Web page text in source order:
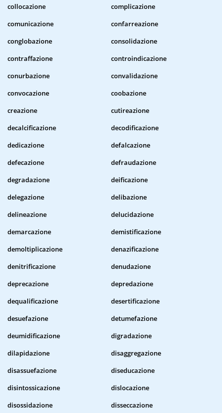
collocazione
complicazione
comunicazione
confarreazione
conglobazione
consolidazione
contraffazione
controindicazione
conurbazione
convalidazione
convocazione
coobazione
creazione
cutireazione
decalcificazione
decodificazione
dedicazione
defalcazione
defecazione
defraudazione
degradazione
deificazione
delegazione
delibazione
delineazione
delucidazione
demarcazione
demistificazione
demoltiplicazione
denazificazione
denitrificazione
denudazione
deprecazione
depredazione
dequalificazione
desertificazione
desuefazione
detumefazione
deumidificazione
digradazione
dilapidazione
disaggregazione
disassuefazione
diseducazione
disintossicazione
dislocazione
disossidazione
disseccazione